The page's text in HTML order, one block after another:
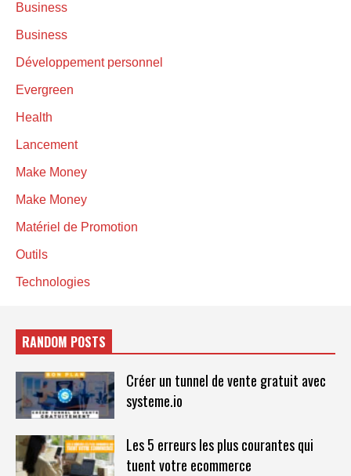
Business
Business
Développement personnel
Evergreen
Health
Lancement
Make Money
Make Money
Matériel de Promotion
Outils
Technologies
RANDOM POSTS
Créer un tunnel de vente gratuit avec
systeme.io
Les 5 erreurs les plus courantes qui
tuent votre ecommerce